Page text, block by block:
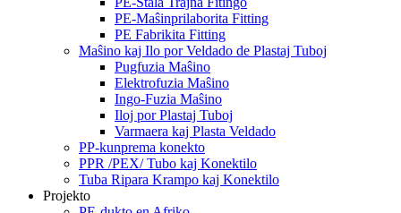
PE-Maŝinprilaborita Fitting
PE Fabrikita Fitting
Maŝino kaj Ilo por Veldado de Plastaj Tuboj
Pugfuzia Maŝino
Elektrofuzia Maŝino
Ingo-Fuzia Maŝino
Iloj por Plastaj Tuboj
Varmaera kaj Plasta Veldado
PP-kunprema konekto
PPR /PEX/ Tubo kaj Konektilo
Tuba Ripara Krampo kaj Konektilo
Projekto